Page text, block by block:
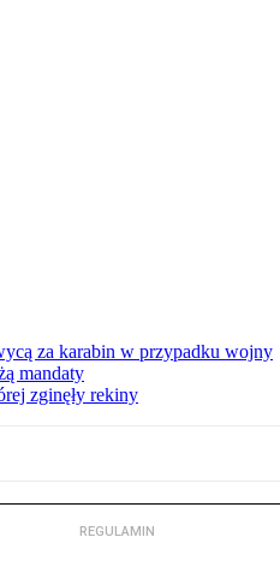
za karabin w przypadku wojny
mandaty
zginęły rekiny
REGULAMIN